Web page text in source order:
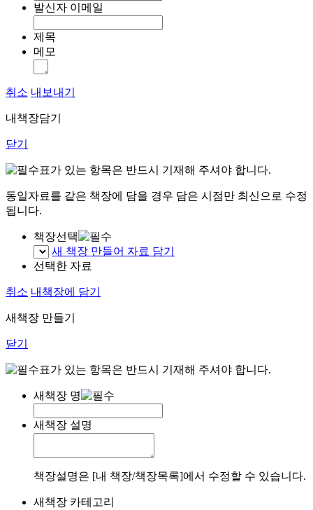
발신자 이메일
제목
메모
취소 내보내기
내책장담기
닫기
표가 있는 항목은 반드시 기재해 주셔야 합니다.
동일자료를 같은 책장에 담을 경우 담은 시점만 최신으로 수정
됩니다.
책장선택
새 책장 만들어 자료 담기
선택한 자료
취소 내책장에 담기
새책장 만들기
닫기
표가 있는 항목은 반드시 기재해 주셔야 합니다.
새책장 명
새책장 설명
책장설명은 [내 책장/책장목록]에서 수정할 수 있습니다.
새책장 카테고리